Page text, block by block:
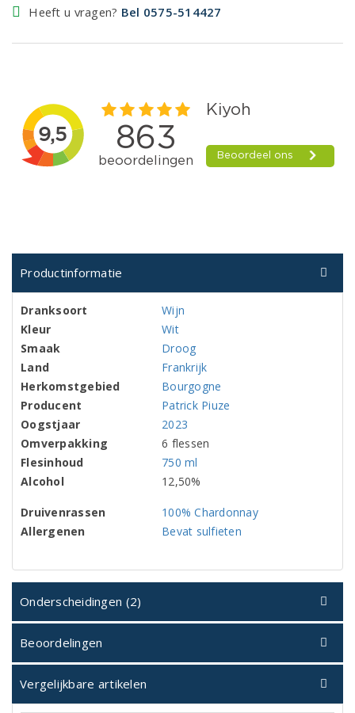
Heeft u vragen? Bel 0575-514427
Productinformatie
Dranksoort
Wijn
Kleur
Wit
Smaak
Droog
Land
Frankrijk
Herkomstgebied
Bourgogne
Producent
Patrick Piuze
Oogstjaar
2023
Omverpakking
6 flessen
Flesinhoud
750 ml
Alcohol
12,50%
Druivenrassen
100% Chardonnay
Allergenen
Bevat sulfieten
Onderscheidingen (2)
Beoordelingen
Vergelijkbare artikelen